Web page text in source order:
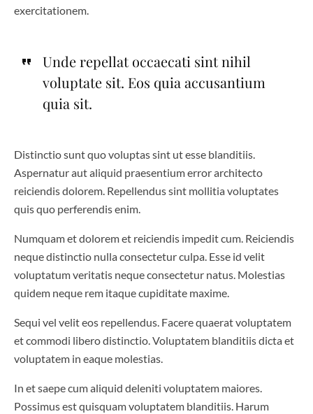
exercitationem.
Unde repellat occaecati sint nihil
voluptate sit. Eos quia accusantium
quia sit.
Distinctio sunt quo voluptas sint ut esse blanditiis.
Aspernatur aut aliquid praesentium error architecto
reiciendis dolorem. Repellendus sint mollitia voluptates
quis quo perferendis enim.
Numquam et dolorem et reiciendis impedit cum. Reiciendis
neque distinctio nulla consectetur culpa. Esse id velit
voluptatum veritatis neque consectetur natus. Molestias
quidem neque rem itaque cupiditate maxime.
Sequi vel velit eos repellendus. Facere quaerat voluptatem
et commodi libero distinctio. Voluptatem blanditiis dicta et
voluptatem in eaque molestias.
In et saepe cum aliquid deleniti voluptatem maiores.
Possimus est quisquam voluptatem blanditiis. Harum